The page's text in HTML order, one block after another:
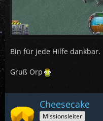
Bin für jede Hilfe dankbar.
Gruß Orp
Cheesecake
Missionsleiter